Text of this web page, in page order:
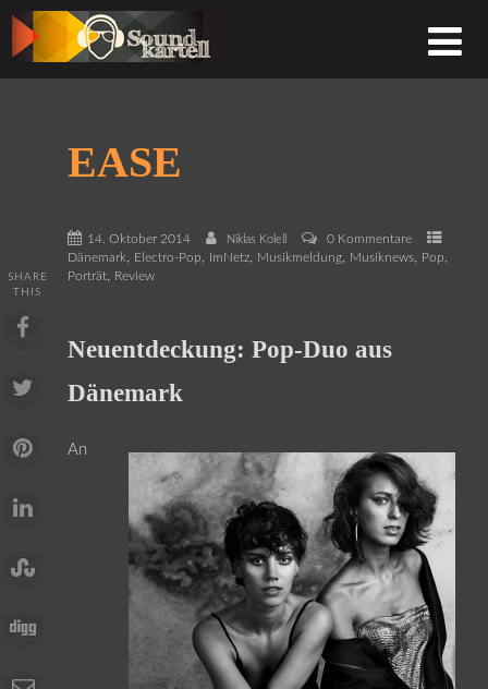
EASE
14. Oktober 2014 Niklas Kolell
0 Kommentare
Dänemark, Electro-Pop, ImNetz, Musikmeldung, Musiknews, Pop,
Porträt, Review
SHARE
THIS
Neuentdeckung: Pop-Duo aus
Dänemark
An